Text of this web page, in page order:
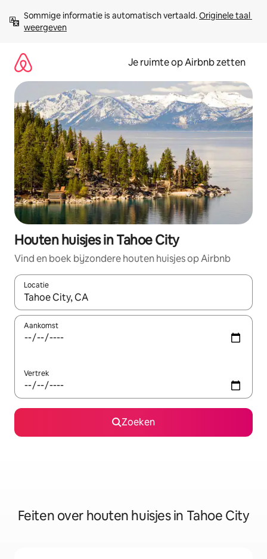
direct
naar
Sommige informatie is automatisch vertaald. Originele taal
weergeven
Je ruimte op Airbnb zetten
Houten huisjes in Tahoe City
Vind en boek bijzondere houten huisjes op Airbnb
Locatie
Wanneer er suggesties beschikbaar zijn, maak je een keuze
Aankomst
Vertrek
Zoeken
Feiten over houten huisjes in Tahoe City